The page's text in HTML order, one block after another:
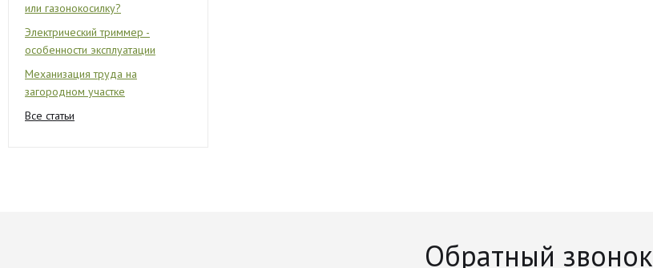
или газонокосилку?
Электрический триммер -
особенности эксплуатации
Механизация труда на
загородном участке
Все статьи
Обратный звонок